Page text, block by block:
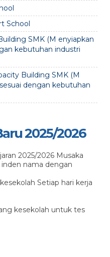
School
SMK (M enyiapkan
kebutuhan industri
Building SMK (M
dengan kebutuhan
2025/2026
2025/2026 Musaka
nama dengan
Setiap hari kerja
kesekolah untuk tes